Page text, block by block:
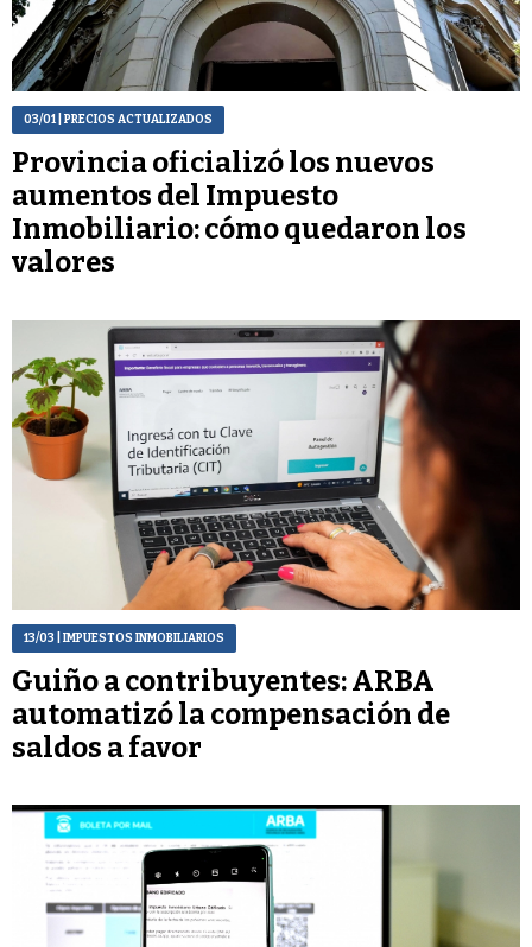
03/01| PRECIOS ACTUALIZADOS
Provincia oficializó los nuevos
aumentos del Impuesto
Inmobiliario: cómo quedaron los
valores
13/03 | IMPUESTOS INMOBILIARIOS
Guiño a contribuyentes: ARBA
automatizó la compensación de
saldos a favor